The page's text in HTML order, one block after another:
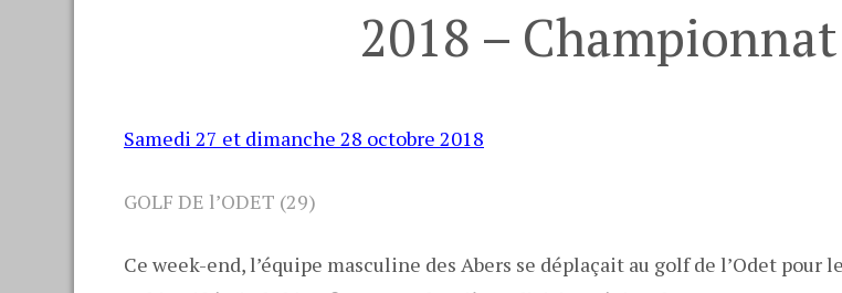
2018 –
Samedi 27 et dimanche 28 octobre 2018
GOLF DE l’ODET (29)
Ce week-end, l’équipe masculine des Abers se déplaçait au golf de l’Odet pour